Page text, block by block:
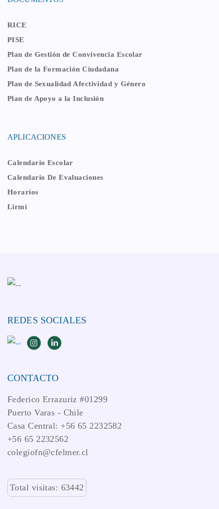
RICE
PISE
Plan de Gestión de Convivencia Escolar
Plan de la Formación Ciudadana
Plan de Sexualidad Afectividad y Género
Plan de Apoyo a la Inclusión
APLICACIONES
Calendario Escolar
Calendario De Evaluaciones
Horarios
Lirmi
REDES SOCIALES
CONTACTO
Federico Errazuriz #01299
Puerto Varas - Chile
Casa Central: +56 65 2232582
+56 65 2232562
colegiofn@cfelmer.cl
Total visitas: 63442